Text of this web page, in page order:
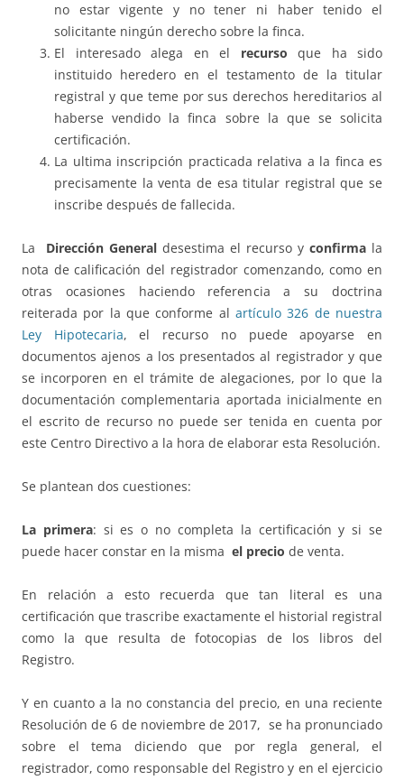
no estar vigente y no tener ni haber tenido el
solicitante ningún derecho sobre la finca.
El interesado alega en el recurso que ha sido
instituido heredero en el testamento de la titular
registral y que teme por sus derechos hereditarios al
haberse vendido la finca sobre la que se solicita
certificación.
La ultima inscripción practicada relativa a la finca es
precisamente la venta de esa titular registral que se
inscribe después de fallecida.
La Dirección General desestima el recurso y confirma la
nota de calificación del registrador comenzando, como en
otras ocasiones haciendo referencia a su doctrina
reiterada por la que conforme al artículo 326 de nuestra
Ley Hipotecaria, el recurso no puede apoyarse en
documentos ajenos a los presentados al registrador y que
se incorporen en el trámite de alegaciones, por lo que la
documentación complementaria aportada inicialmente en
el escrito de recurso no puede ser tenida en cuenta por
este Centro Directivo a la hora de elaborar esta Resolución.
Se plantean dos cuestiones:
La primera: si es o no completa la certificación y si se
puede hacer constar en la misma el precio de venta.
En relación a esto recuerda que tan literal es una
certificación que trascribe exactamente el historial registral
como la que resulta de fotocopias de los libros del
Registro.
Y en cuanto a la no constancia del precio, en una reciente
Resolución de 6 de noviembre de 2017, se ha pronunciado
sobre el tema diciendo que por regla general, el
registrador, como responsable del Registro y en el ejercicio